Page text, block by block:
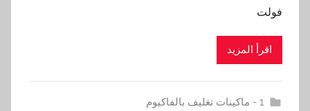
فولت
اقرأ المزيد
1 - ماكينات تغليف بالفاكيوم